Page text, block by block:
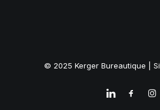
© 2025 Kerger Bureautique |